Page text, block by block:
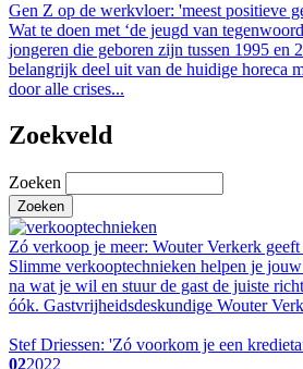
Gen Z op de werkvloer: 'meest positieve
Wat te doen met ‘de jeugd van
jongeren die geboren zijn tussen 1995 en
belangrijk deel uit van de huidige horeca
door alle crises...
Zoekveld
Zoeken
Zó verkoop je meer: Wouter Verkerk geeft
Slimme verkooptechnieken helpen je
na wat je wil en stuur de gast de juiste
óók. Gastvrijheidsdeskundige Wouter
Stef Driessen: 'Zó voorkom je een
022022